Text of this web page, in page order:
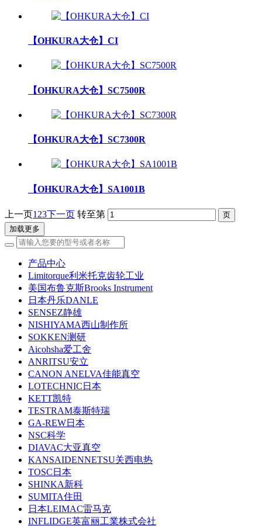
【OHKURA大仓】CI
【OHKURA大仓】SC7500R
【OHKURA大仓】SC7300R
【OHKURA大仓】SA1001B
上一页1 23下一页 转至第
加载更多
产品中心
Limitorque利米托克齿轮工业
美国布鲁克斯Brooks Instrument
日本丹乐DANLE
SENSEZ静雄
NISHIYAMA西山制作所
SOKKEN测研
Aicohsha爱工舍
ANRITSU安立
CANON ANELVA佳能真空
LOTECHNIC日本
KETT凯特
TESTRAM泰斯特瑞
GA-REW日本
NSC科学
DIAVAC大亚真空
KANSAIDENNETSU关西电热
TOSC日本
SHINKA新科
SUMITA住田
日本LEIMAC雷马克
INFLIDGE英富丽工業株式会社